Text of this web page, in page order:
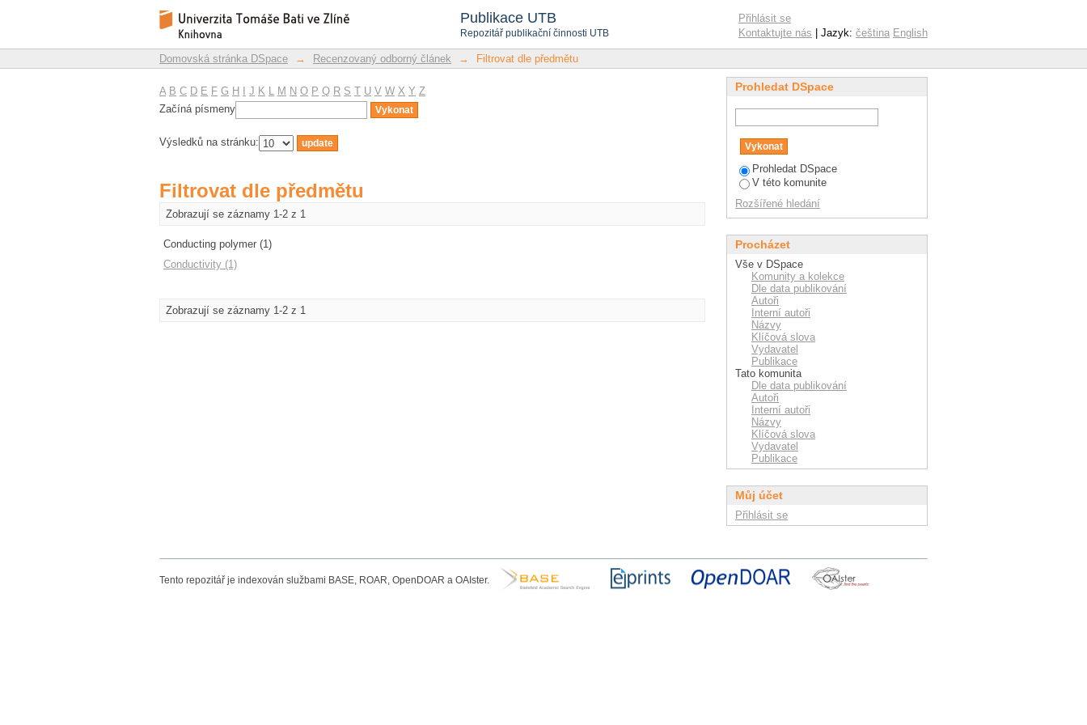
Publikace UTB
Repozitář publikační činnosti UTB
Filtrovat dle předmětu
Repozitář DSpace/Manakin
Přihlásit se
Kontaktujte nás | Jazyk: čeština English
Domovská stránka DSpace → Recenzovaný odborný článek → Filtrovat dle předmětu
A B C D E F G H J K L M N O P Q R S T U V W X Y Z
Začíná písmeny
Výsledků na stránku:
Filtrovat dle předmětu
Zobrazují se záznamy 1-2 z 1
Conducting polymer (1)
Conductivity (1)
Zobrazují se záznamy 1-2 z 1
Prohledat DSpace
Prohledat DSpace
V této komunite
Rozšířené hledání
Procházet
Vše v DSpace
Komunity a kolekce
Dle data publikování
Autoři
Interní autoři
Názvy
Klíčová slova
Vydavatel
Publikace
Tato komunita
Dle data publikování
Autoři
Interní autoři
Názvy
Klíčová slova
Vydavatel
Publikace
Můj účet
Přihlásit se
Tento repozitář je indexován službami BASE, ROAR, OpenDOAR a OAIster.